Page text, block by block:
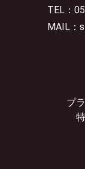
TEL：
MAIL：
プ